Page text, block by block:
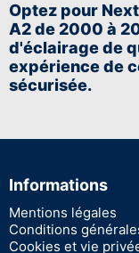
Optez pour
A2 de 2000 à
d'éclairage de
expérience de
sécurisée.
Informations
Mentions légales
Conditions
Cookies et vie